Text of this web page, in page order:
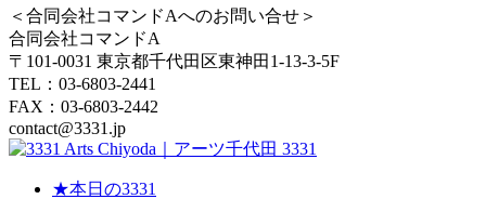
＜合同会社コマンドAへのお問い合せ＞
合同会社コマンドA
〒101-0031 東京都千代田区東神田1-13-3-5F
TEL：03-6803-2441
FAX：03-6803-2442
contact@3331.jp
★本日の3331